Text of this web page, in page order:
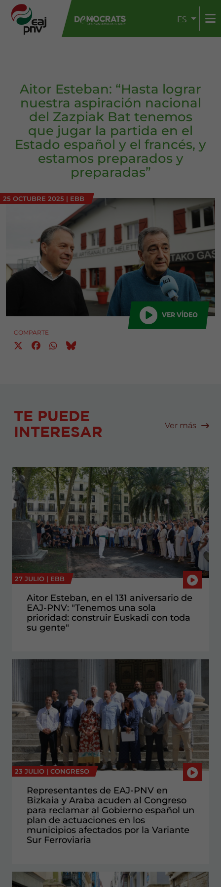
ES
Aitor Esteban: “Hasta lograr
nuestra aspiración nacional
del Zazpiak Bat tenemos
que jugar la partida en el
Estado español y el francés, y
estamos preparados y
preparadas”
25 OCTUBRE 2025 | EBB
VER VÍDEO
COMPARTE
TE PUEDE
INTERESAR
Ver más
27 JULIO | EBB
Aitor Esteban, en el 131 aniversario de
EAJ-PNV: "Tenemos una sola
prioridad: construir Euskadi con toda
su gente"
23 JULIO | CONGRESO
Representantes de EAJ-PNV en
Bizkaia y Araba acuden al Congreso
para reclamar al Gobierno español un
plan de actuaciones en los
municipios afectados por la Variante
Sur Ferroviaria